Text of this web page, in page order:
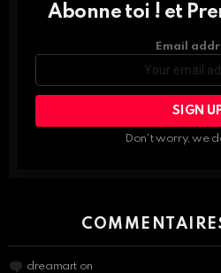
DÉCOUVRE
ET
PROFITE
Abonne toi ! et
Email
Don't worry, we
dreamart on